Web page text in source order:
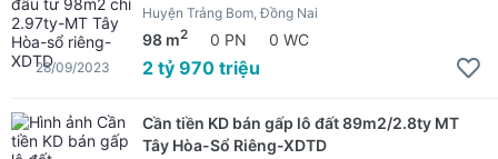
Huyện Trảng Bom, Đồng Nai
98 m2 0 PN 0 WC
2 tỷ 970 triệu
28/09/2023
Cần tiền KD bán gấp lô đất 89m2/2.8ty MT
Tây Hòa-Sổ Riêng-XDTD